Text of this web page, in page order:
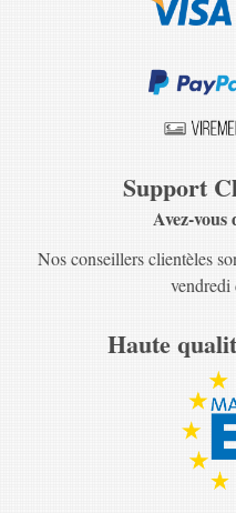
Support
Avez-vous
Nos conseillers clientèles
vendredi
Haute